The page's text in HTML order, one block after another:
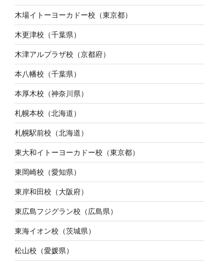
木場イトーヨーカドー校（東京都）
木更津校（千葉県）
木津アルプラザ校（京都府）
本八幡校（千葉県）
本厚木校（神奈川県）
札幌本校（北海道）
札幌駅前校（北海道）
東大和イトーヨーカドー校（東京都）
東岡崎校（愛知県）
東岸和田校（大阪府）
東広島フジグラン校（広島県）
東海イオン校（茨城県）
松山校（愛媛県）